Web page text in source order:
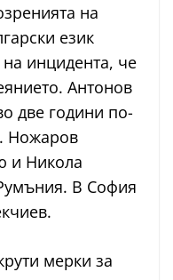
на
език
инцидента, че
Антонов
две години по-
Ножаров
и Никола
В София
мерки за